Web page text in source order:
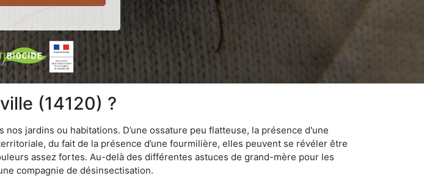
(14120) ?
nos jardins ou habitations. D’une ossature peu flatteuse, la présence d'une
du fait de la présence d’une fourmilière, elles peuvent se révéler être
assez fortes. Au-delà des différentes astuces de grand-mère pour les
compagnie de désinsectisation.